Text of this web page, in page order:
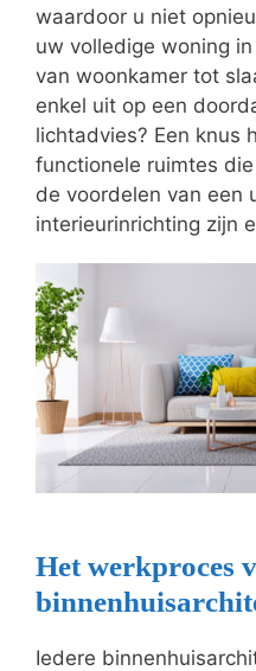
waardoor u niet
uw volledige woning
van woonkamer tot
enkel uit op een
lichtadvies? Een knus
functionele ruimtes
de voordelen van een
interieurinrichting zijn
Het werkproces
Iedere